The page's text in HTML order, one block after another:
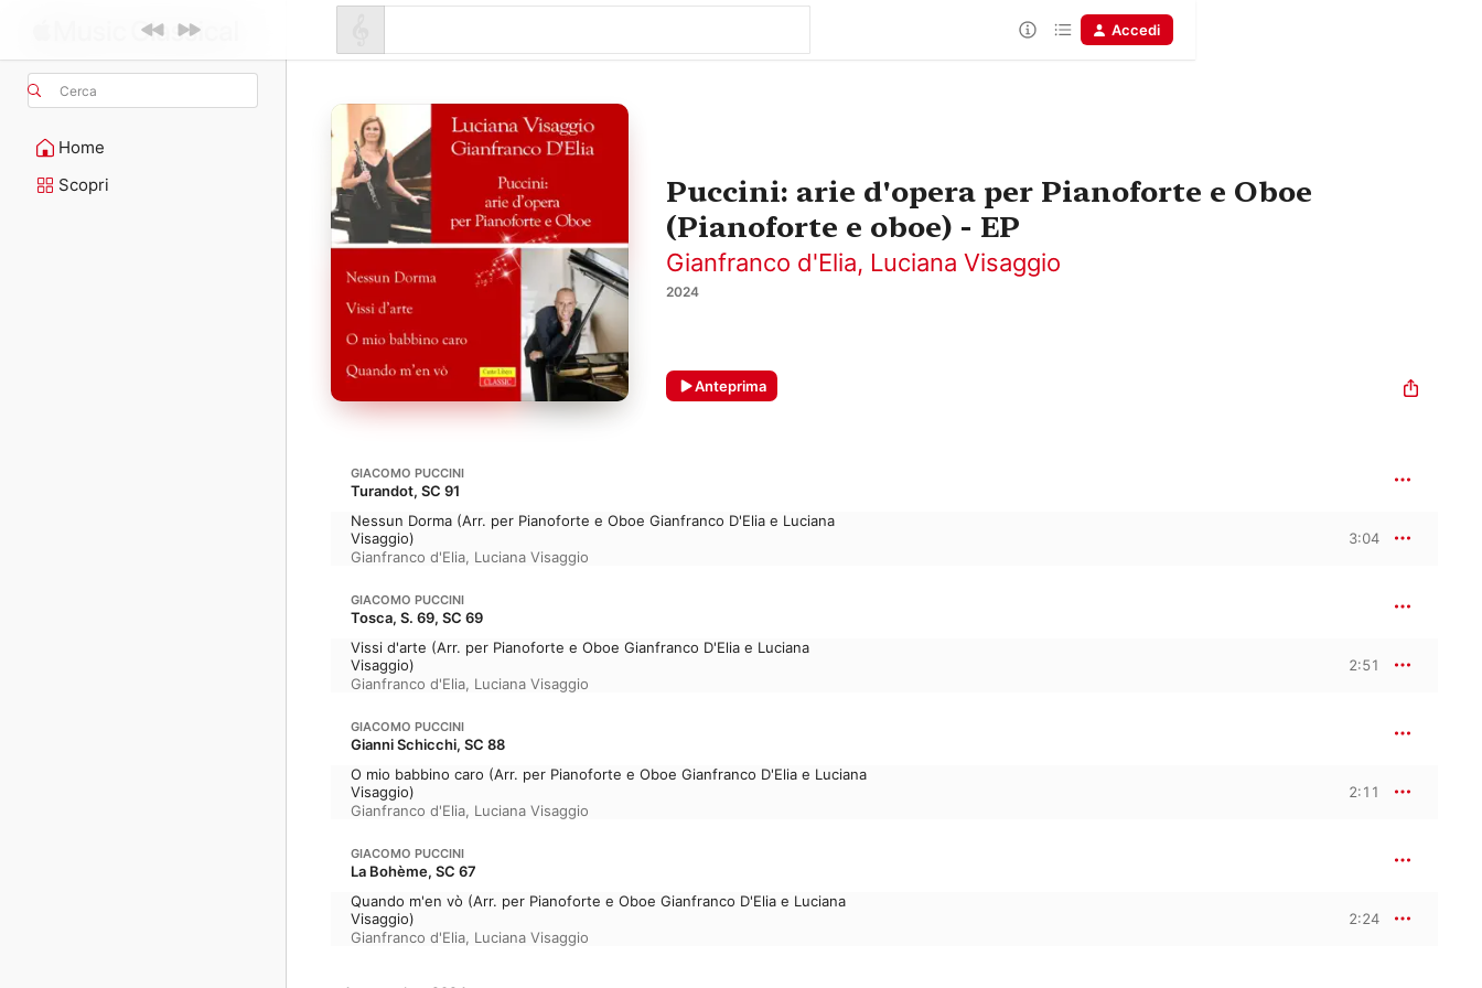
Cerca
Home
Scopri
Accedi
Puccini: arie d'opera per Pianoforte e Oboe
(Pianoforte e oboe) - EP
Gianfranco d'Elia, Luciana Visaggio
2024
Anteprima
GIACOMO PUCCINI
Turandot, SC 91
Nessun Dorma (Arr. per Pianoforte e Oboe Gianfranco D'Elia e Luciana
Visaggio)
Gianfranco d'Elia, Luciana Visaggio
3:04
GIACOMO PUCCINI
Tosca, S. 69, SC 69
Vissi d'arte (Arr. per Pianoforte e Oboe Gianfranco D'Elia e Luciana
Visaggio)
Gianfranco d'Elia, Luciana Visaggio
2:51
GIACOMO PUCCINI
Gianni Schicchi, SC 88
O mio babbino caro (Arr. per Pianoforte e Oboe Gianfranco D'Elia e Luciana
Visaggio)
Gianfranco d'Elia, Luciana Visaggio
2:11
GIACOMO PUCCINI
La Bohème, SC 67
Quando m'en vò (Arr. per Pianoforte e Oboe Gianfranco D'Elia e Luciana
Visaggio)
Gianfranco d'Elia, Luciana Visaggio
2:24